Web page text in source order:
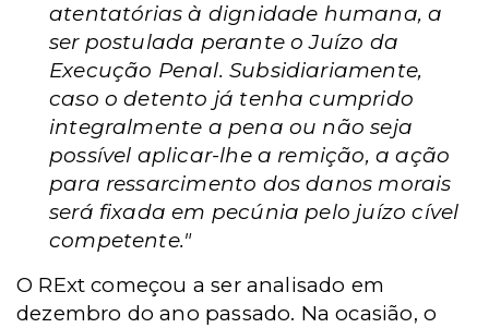
atentatórias à dignidade humana, a
ser postulada perante o Juízo da
Execução Penal. Subsidiariamente,
caso o detento já tenha cumprido
integralmente a pena ou não seja
possível aplicar-lhe a remição, a ação
para ressarcimento dos danos morais
será fixada em pecúnia pelo juízo cível
competente."
O RExt começou a ser analisado em
dezembro do ano passado. Na ocasião, o